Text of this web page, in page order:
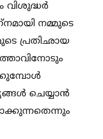
വിശുദ്ധര്‍
നമ്മുടെ
പ്രതിഛായ
ചെയ്യാന്‍